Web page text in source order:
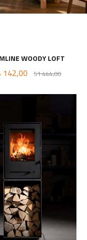
WOODY LOFT
142,00 51 444,00Rabatt